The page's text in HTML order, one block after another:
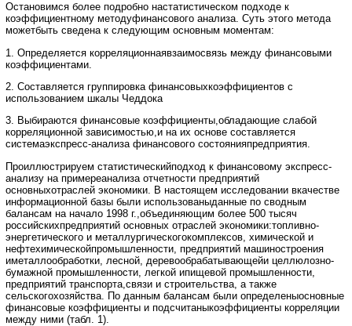
Остановимся более подробно настатистическом подходе к
коэффициентному методуфинансового анализа. Суть этого метода
можетбыть сведена к следующим основным моментам:
1. Определяется корреляционнаявзаимосвязь между финансовыми
коэффициентами.
2. Составляется группировка финансовыхкоэффициентов с
использованием шкалы Чеддока
3. Выбираются финансовые коэффициенты,обладающие слабой
корреляционной зависимостью,и на их основе составляется
системаэкспресс-анализа финансового состоянияпредприятия.
Проиллюстрируем статистическийподход к финансовому экспресс-
анализу на примереанализа отчетности предприятий
основныхотраслей экономики. В настоящем исследовании вкачестве
информационной базы были использованыданные по сводным
балансам на начало 1998 г.,объединяющим более 500 тысяч
российскихпредприятий основных отраслей экономики:топливно-
энергетического и металлургическогокомплексов, химической и
нефтехимическойпромышленности, предприятий машиностроения
иметаллообработки, лесной, деревообрабатывающейи целлюлозно-
бумажной промышленности, легкой ипищевой промышленности,
предприятий транспорта,связи и строительства, а также
сельскогохозяйства. По данным балансам были определеныосновные
финансовые коэффициенты и подсчитаныкоэффициенты корреляции
между ними (табл. 1).